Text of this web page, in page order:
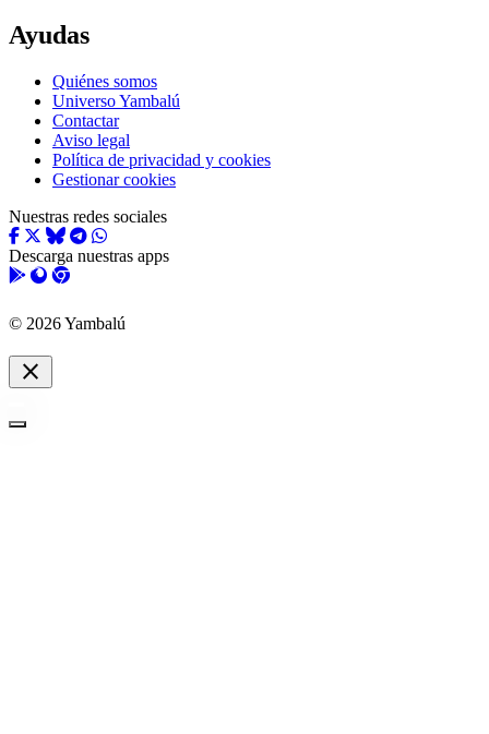
Ayudas
Quiénes somos
Universo Yambalú
Contactar
Aviso legal
Política de privacidad y cookies
Gestionar cookies
Nuestras redes sociales
Descarga nuestras apps
© 2026 Yambalú
close